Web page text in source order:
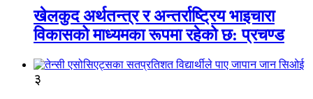
खेलकुद अर्थतन्त्र र अन्तर्राष्ट्रिय भाइचारा
विकासको माध्यमका रूपमा रहेको छ: प्रचण्ड
३